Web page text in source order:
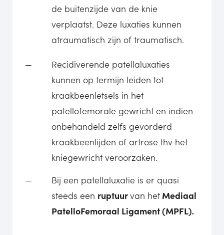
de buitenzijde van de knie
verplaatst. Deze luxaties kunnen
atraumatisch zijn of traumatisch.
Recidiverende patellaluxaties
kunnen op termijn leiden tot
kraakbeenletsels in het
patellofemorale gewricht en indien
onbehandeld zelfs gevorderd
kraakbeenlijden of artrose thv het
kniegewricht veroorzaken.
Bij een patellaluxatie is er quasi
steeds een ruptuurvan hetMediaal
PatelloFemoraal Ligament (MPFL).